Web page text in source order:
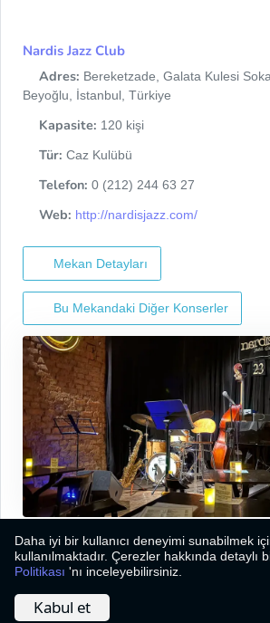
Nardis Jazz Club
Adres: Bereketzade, Galata Kulesi
Beyoğlu, İstanbul, Türkiye
Kapasite: 120 kişi
Tür: Caz Kulübü
Telefon: 0 (212) 244 63 27
Web: http://nardisjazz.com/
Mekan Detayları
Bu Mekandaki Diğer Konserler
Hakkımızda
Daha iyi bir kullanıcı deneyimi sunabilmek
kullanılmaktadır. Çerezler hakkında detaylı
Politikası 'nı inceleyebilirsiniz.
Kabul et